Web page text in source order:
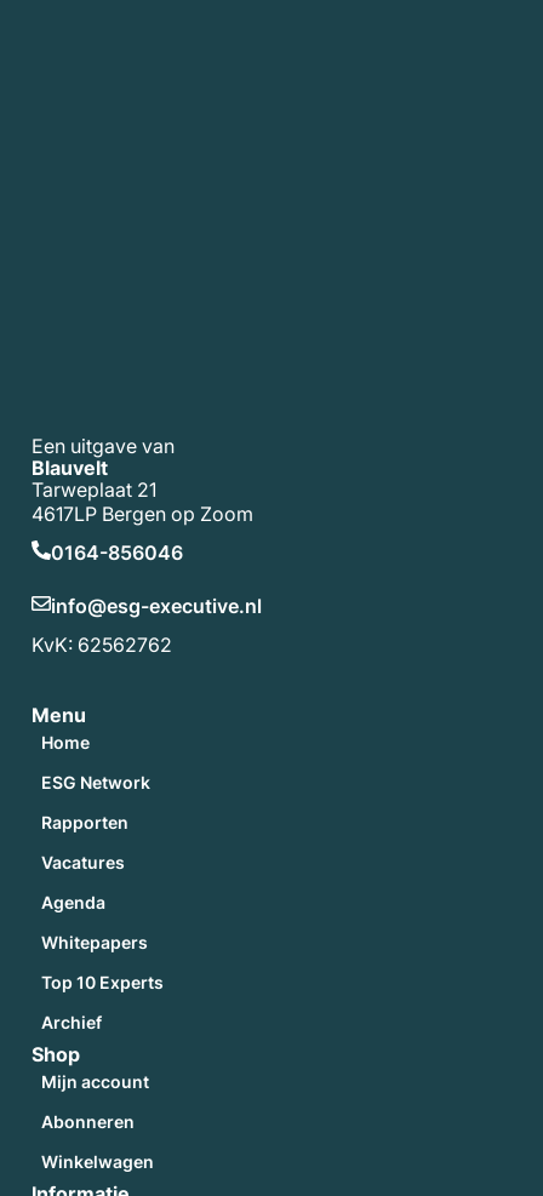
Een uitgave van
Blauvelt
Tarweplaat 21
4617LP Bergen op Zoom
0164-856046
info@esg-executive.nl
KvK: 62562762
Menu
Home
ESG Network
Rapporten
Vacatures
Agenda
Whitepapers
Top 10 Experts
Archief
Shop
Mijn account
Abonneren
Winkelwagen